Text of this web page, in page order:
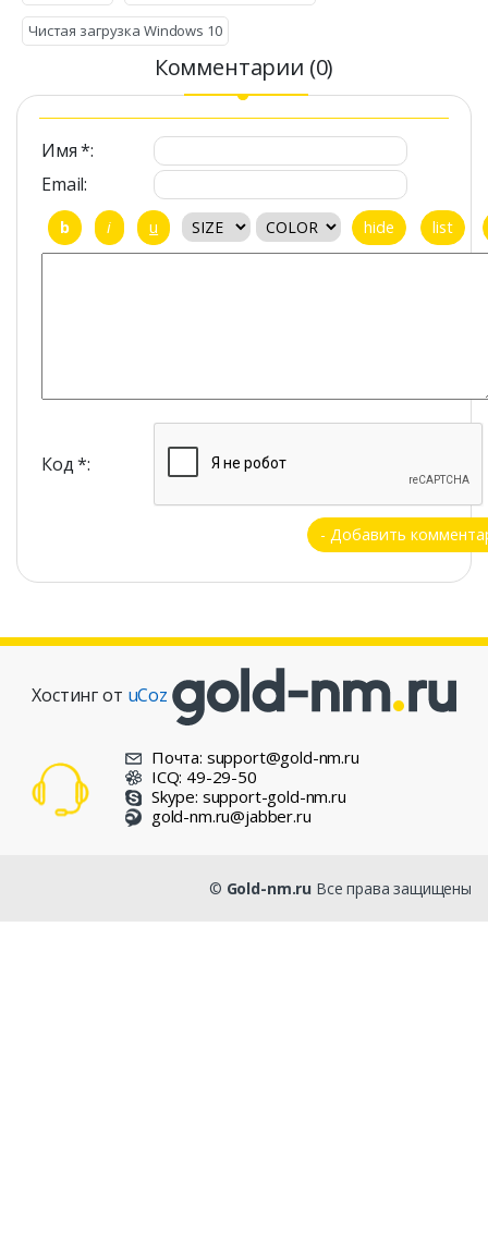
Чистая загрузка Windows 10
Комментарии (0)
Имя *:
Email:
Код *:
Хостинг от uCoz
Почта: support@gold-nm.ru
ICQ: 49-29-50
Skype: support-gold-nm.ru
gold-nm.ru@jabber.ru
© Gold-nm.ru Все права защищены